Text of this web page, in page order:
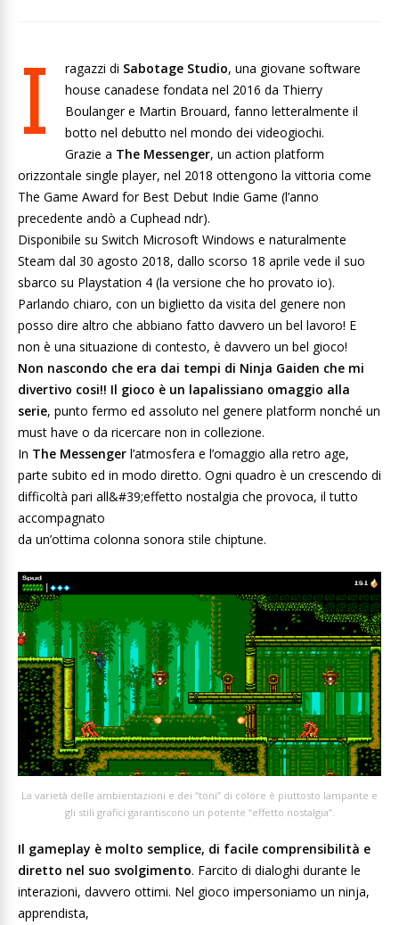
I ragazzi di Sabotage Studio, una giovane software
house canadese fondata nel 2016 da Thierry
Boulanger e Martin Brouard, fanno letteralmente il
botto nel debutto nel mondo dei videogiochi.
Grazie a The Messenger, un action platform
orizzontale single player, nel 2018 ottengono la vittoria come
The Game Award for Best Debut Indie Game (l’anno
precedente andò a Cuphead ndr).
Disponibile su Switch Microsoft Windows e naturalmente
Steam dal 30 agosto 2018, dallo scorso 18 aprile vede il suo
sbarco su Playstation 4 (la versione che ho provato io).
Parlando chiaro, con un biglietto da visita del genere non
posso dire altro che abbiano fatto davvero un bel lavoro! E
non è una situazione di contesto, è davvero un bel gioco!
Non nascondo che era dai tempi di Ninja Gaiden che mi
divertivo cosi!! Il gioco è un lapalissiano omaggio alla
serie, punto fermo ed assoluto nel genere platform nonché un
must have o da ricercare non in collezione.
In The Messenger l’atmosfera e l’omaggio alla retro age,
parte subito ed in modo diretto. Ogni quadro è un crescendo di
difficoltà pari all&#39;effetto nostalgia che provoca, il tutto
accompagnato
da un’ottima colonna sonora stile chiptune.
La varietà delle ambientazioni e dei “toni” di colore è piuttosto lampante e
gli stili grafici garantiscono un potente “effetto nostalgia”.
Il gameplay è molto semplice, di facile comprensibilità e
diretto nel suo svolgimento. Farcito di dialoghi durante le
interazioni, davvero ottimi. Nel gioco impersoniamo un ninja,
apprendista,